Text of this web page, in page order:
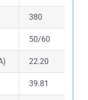
380
50/60
22.20
39.81